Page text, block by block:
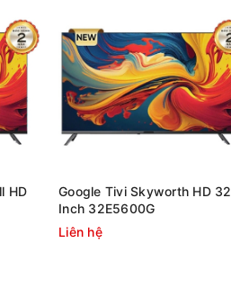
HD
Google Tivi Skyworth HD 32
Inch 32E5600G
Liên hệ